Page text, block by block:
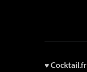
♥ Cocktail.fr